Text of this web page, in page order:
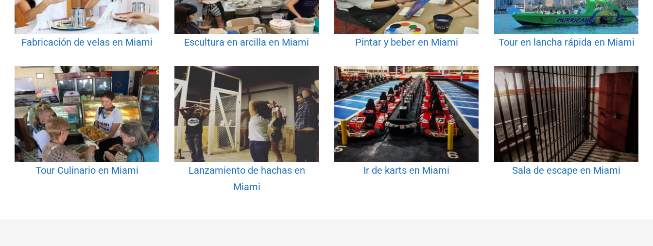
Fabricación de velas en Miami Escultura en arcilla en Miami Pintar y beber en Miami Tour en lancha rápida en Miami
Tour Culinario en Miami
Lanzamiento de hachas en
Miami
Ir de karts en Miami Sala de escape en Miami